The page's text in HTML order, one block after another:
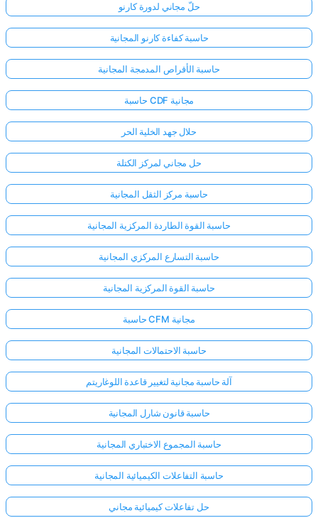
حلّ مجاني لدورة كارنو
حاسبة كفاءة كارنو المجانية
حاسبة الأقراص المدمجة المجانية
حاسبة CDF مجانية
حلال جهد الخلية الحر
حل مجاني لمركز الكتلة
حاسبة مركز الثقل المجانية
حاسبة القوة الطاردة المركزية المجانية
حاسبة التسارع المركزي المجانية
حاسبة القوة المركزية المجانية
حاسبة CFM مجانية
حاسبة الاحتمالات المجانية
آلة حاسبة مجانية لتغيير قاعدة اللوغاريتم
حاسبة قانون شارل المجانية
حاسبة المجموع الاختباري المجانية
حاسبة التفاعلات الكيميائية المجانية
حل تفاعلات كيميائية مجاني